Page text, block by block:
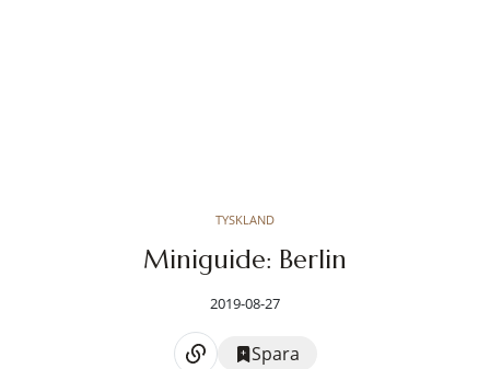
TYSKLAND
Miniguide: Berlin
2019-08-27
Spara